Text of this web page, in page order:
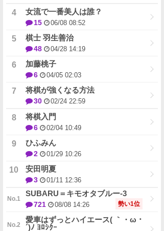
女流で一番美人は誰？
15 06/08 08:52
棋士 羽生善治
48 04/28 14:19
加藤桃子
6 04/05 02:03
将棋が強くなる方法
30 02/24 22:59
将棋入門
6 02/04 10:49
ひふみん
2 01/29 10:26
安田明夏
3 01/11 12:36
SUBARU＝キモオタブルー-3
721 08/08 14:26 勢い1位
愛車はずっとハイエース( ｀・ω・
´)ﾉ ﾖﾛｼｸｰ